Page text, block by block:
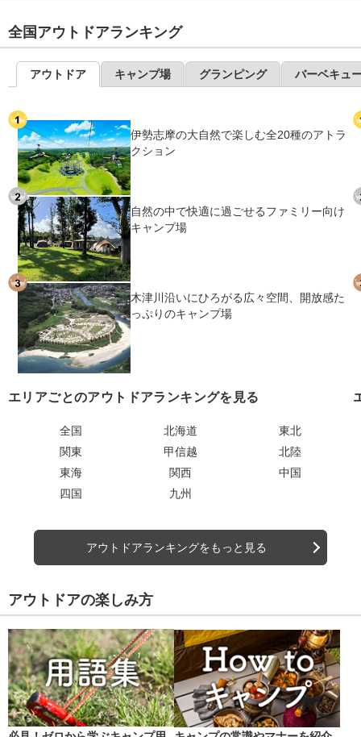
全国アウトドアランキング
アウトドア キャンプ場 グランピング バーベキュ
伊勢志摩の大自然で楽しむ全20種のアトラ
クション
自然の中で快適に過ごせるファミリー向け
キャンプ場
木津川沿いにひろがる広々空間、開放感た
っぷりのキャンプ場
エリアごとのアウトドアランキングを見る
全国 北海道
東北
関東
甲信越
北陸
東海
関西
中国
四国
九州
アウトドアランキングをもっと見る
アウトドアの楽しみ方